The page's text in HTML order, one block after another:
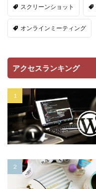
スクリーンショット
オンラインミーティング
アクセスランキング